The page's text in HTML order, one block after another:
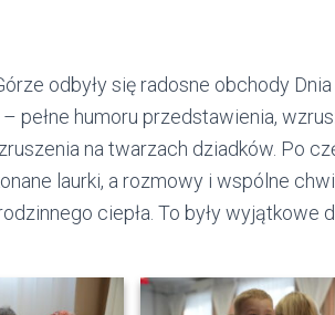
odbyły się radosne obchody
pełne humoru przedstawienia,
na twarzach dziadków. Po
laurki, a rozmowy i wspólne
ciepła. To były wyjątkowe